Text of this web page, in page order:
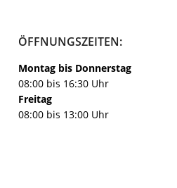
ÖFFNUNGSZEITEN:
Montag bis Donnerstag
08:00 bis 16:30 Uhr
Freitag
08:00 bis 13:00 Uhr